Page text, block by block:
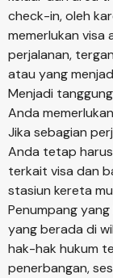
check-in, oleh
memerlukan visa
perjalanan,
atau yang
Menjadi
Anda
Jika sebagian
Anda tetap
terkait visa dan
stasiun kereta
Penumpang
yang berada di
hak-hak hukum
penerbangan,